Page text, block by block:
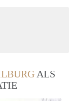
ALS